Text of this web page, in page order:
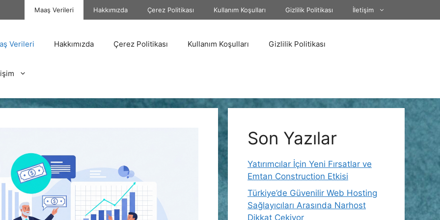
Maaş Verileri Hakkımızda Çerez Politikası Kullanım Koşulları Gizlilik Politikası İletişim
Verileri Hakkımızda Çerez Politikası Kullanım Koşulları Gizlilik Politikası
Son Yazılar
Yatırımcılar İçin Yeni Fırsatlar ve
Emtan Construction Etkisi
Türkiye’de Güvenilir Web Hosting
Sağlayıcıları Arasında Narhost
Dikkat Çekiyor